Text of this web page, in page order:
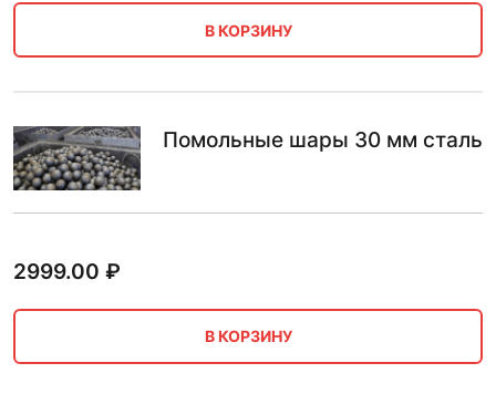
В КОРЗИНУ
Помольные шары 30 мм сталь
2999.00 ₽
В КОРЗИНУ